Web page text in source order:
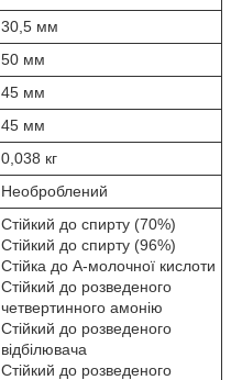
30,5 мм
50 мм
45 мм
45 мм
0,038 кг
Необроблений
Стійкий до спирту (70%)
Стійкий до спирту (96%)
Стійка до A-молочної кислоти
Стійкий до розведеного
четвертинного амонію
Стійкий до розведеного
відбілювача
Стійкий до розведеного